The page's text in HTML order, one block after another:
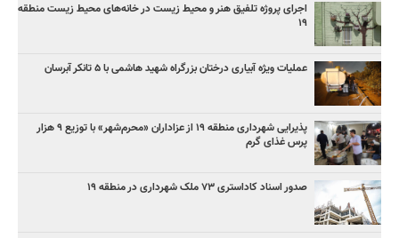
اجرای پروژه تلفیق هنر و محیط زیست در خانه‌های محیط زیست منطقه
۱۹
عملیات ویژه آبیاری درختان بزرگراه شهید هاشمی با ۵ تانکر آبرسان
پذیرایی شهرداری منطقه ۱۹ از عزاداران «محرم‌شهر» با توزیع ۹ هزار
پرس غذای گرم
صدور اسناد کاداستری ۷۳ ملک شهرداری در منطقه ۱۹